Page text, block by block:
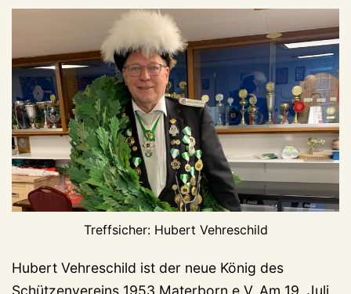
Treffsicher: Hubert Vehreschild
Hubert Vehreschild ist der neue König des
Schützenvereins 1953 Materborn e.V. Am 19. Juli